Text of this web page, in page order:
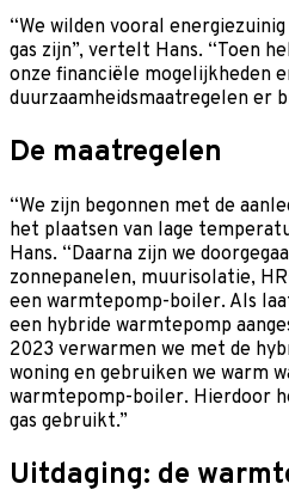
“We wilden vooral
gas zijn”, vertelt Hans. “Toen
onze financiële mogelijkheden
duurzaamheidsmaatregelen er
De maatregelen
“We zijn begonnen met de
het plaatsen van lage
Hans. “Daarna zijn we
zonnepanelen, muurisolatie,
een warmtepomp-boiler. Als
een hybride warmtepomp
2023 verwarmen we met de
woning en gebruiken we warm
warmtepomp-boiler. Hierdoor
gas gebruikt.”
Uitdaging: de